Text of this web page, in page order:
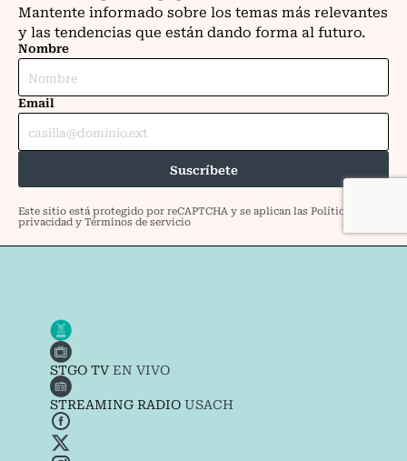
STGO TVEN VIVO
STREAMING RADIOUSACH